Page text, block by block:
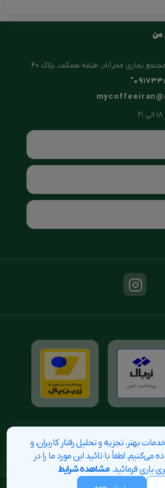
فیلتر کردن
تجاری فخرآباد, طبقه همکف, پلاک ۴۰
بهتر، تجزیه و تحلیل رفتار کاربران، و
می‌کنیم. لطفاً با تائید این مورد ما را در
یاری فرمائید.مشاهده شرایط